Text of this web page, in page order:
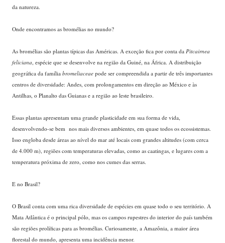
da natureza.
Onde encontramos as bromélias no mundo?
As bromélias são plantas típicas das Américas. A exceção fica por conta da Pitcairnea
feliciana , espécie que se desenvolve na região da Guiné, na África. A distribuição
geográfica da família bromeliaceae pode ser compreendida a partir de três importantes
centros de diversidade: Andes, com prolongamentos em direção ao México e às
Antilhas, o Planalto das Guianas e a região ao leste brasileiro.
Essas plantas apresentam uma grande plasticidade em sua forma de vida,
desenvolvendo-se bem nos mais diversos ambientes, em quase todos os ecossistemas.
Isso engloba desde áreas ao nível do mar até locais com grandes altitudes (com cerca
de 4.000 m), regiões com temperaturas elevadas, como as caatingas, e lugares com a
temperatura próxima de zero, como nos cumes das serras.
E no Brasil?
O Brasil conta com uma rica diversidade de espécies em quase todo o seu território. A
Mata Atlântica é o principal pólo, mas os campos rupestres do interior do país também
são regiões prolíficas para as bromélias. Curiosamente, a Amazônia, a maior área
florestal do mundo, apresenta uma incidência menor.